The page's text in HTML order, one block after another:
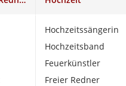
Hochzeitssängerin
Hochzeitsband
Feuerkünstler
Freier Redner